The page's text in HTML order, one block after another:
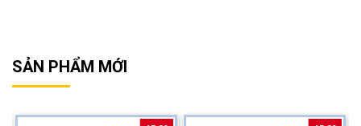
SẢN PHẨM MỚI